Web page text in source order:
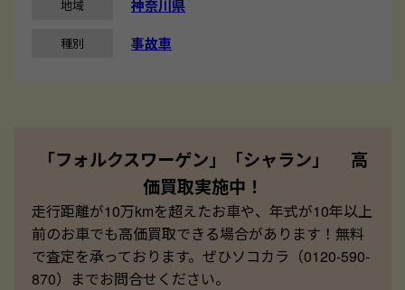
地域 神奈川県
種別 事故車
「フォルクスワーゲン」「シャラン」 高
価買取実施中！
走行距離が10万kmを超えたお車や、年式が10年以上
前のお車でも高価買取できる場合があります！無料
で査定を承っております。ぜひソコカラ（0120-590-
870）までお問合せください。